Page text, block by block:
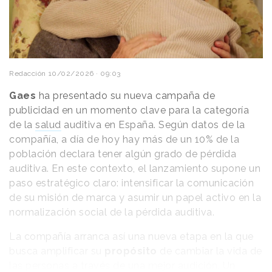
explica la compañía, LoveFrom ha colaborado ​​con el
Centro de Estilo de Ferrari para desarrollar el
concepto respetando su intención original y
garantizar que cada solución cumpla con los
objetivos funcionales, las limitaciones de diseño y
vehículo deportivo.
Redacción 10/02/2026 · 09:03
Gaes ha presentado su nueva campaña de
publicidad en un momento clave para la categoría
de la salud auditiva en España. Según datos de la
compañía, a día de hoy hay más de un 10% de la
población declara tener algún grado de pérdida
auditiva. En este contexto, el lanzamiento supone un
paso estratégico claro: intensificar la comunicación
de su misión de marca y asumir un papel activo en la
normalización social de la pérdida auditiva.
La compañía arranca así una nueva etapa en la que